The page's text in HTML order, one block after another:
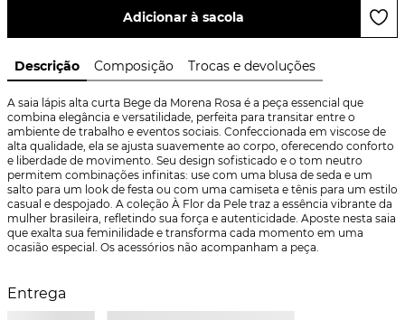
Adicionar à sacola
Descrição Composição Trocas e devoluções
A saia lápis alta curta Bege da Morena Rosa é a peça essencial que
combina elegância e versatilidade, perfeita para transitar entre o
ambiente de trabalho e eventos sociais. Confeccionada em viscose de
alta qualidade, ela se ajusta suavemente ao corpo, oferecendo conforto
e liberdade de movimento. Seu design sofisticado e o tom neutro
permitem combinações infinitas: use com uma blusa de seda e um
salto para um look de festa ou com uma camiseta e tênis para um estilo
casual e despojado. A coleção À Flor da Pele traz a essência vibrante da
mulher brasileira, refletindo sua força e autenticidade. Aposte nesta saia
que exalta sua feminilidade e transforma cada momento em uma
ocasião especial. Os acessórios não acompanham a peça.
Entrega